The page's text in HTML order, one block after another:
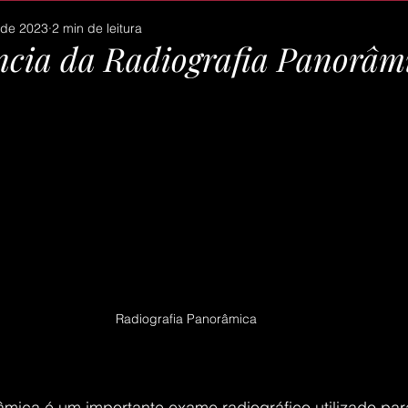
da Radiografia
2023 2 min de leitura
5 estrelas.
Radiografia Panorâmica